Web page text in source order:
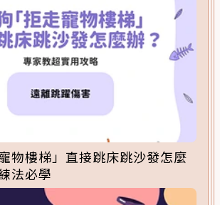
物樓梯」直接跳床跳沙發怎麼
法必學